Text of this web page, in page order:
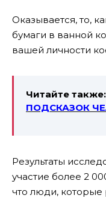
Оказывается, то,
бумаги в ванной
вашей личности
Читайте также:
ПОДСКАЗОК
Результаты
участие более 2
что люди, которые